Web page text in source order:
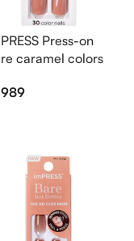
Press-on
caramel colors